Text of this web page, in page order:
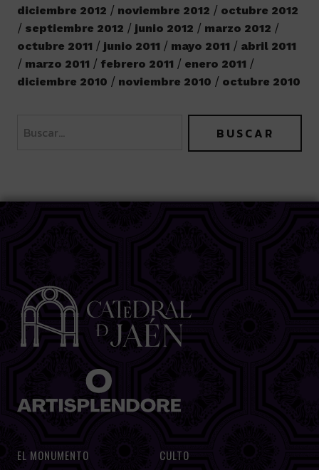
diciembre 2012
noviembre 2012
octubre 2012
septiembre 2012
junio 2012
marzo 2012
octubre 2011
junio 2011 mayo 2011
abril 2011
marzo 2011
febrero 2011
enero 2011
diciembre 2010
noviembre 2010 octubre 2010
EL MONUMENTO CULTO